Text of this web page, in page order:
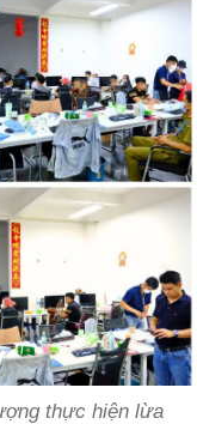
thực hiện lừa